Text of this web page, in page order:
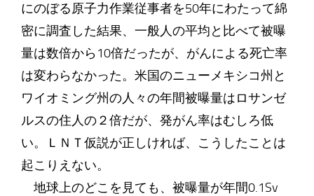
にのぼる原子力作業従事者を50年にわたって綿
密に調査した結果、一般人の平均と比べて被曝
量は数倍から10倍だったが、がんによる死亡率
は変わらなかった。米国のニューメキシコ州と
ワイオミング州の人々の年間被曝量はロサンゼ
ルスの住人の２倍だが、発がん率はむしろ低
い。ＬＮＴ仮説が正しければ、こうしたことは
起こりえない。
地球上のどこを見ても、被曝量が年間0.1Sv